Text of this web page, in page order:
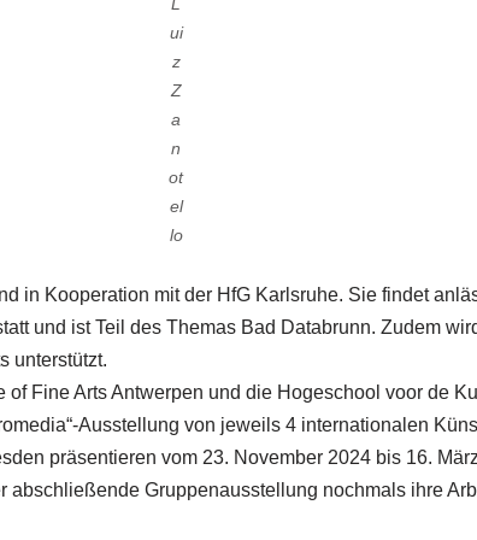
ui
z
Z
a
n
ot
el
lo
in Kooperation mit der HfG Karlsruhe. Sie findet
und ist Teil des Themas Bad Databrunn. Zudem
unterstützt.
Fine Arts Antwerpen und die Hogeschool voor de
Ausstellung von jeweils 4 internationalen
präsentieren vom 23. November 2024 bis 16.
abschließende Gruppenausstellung nochmals ihre